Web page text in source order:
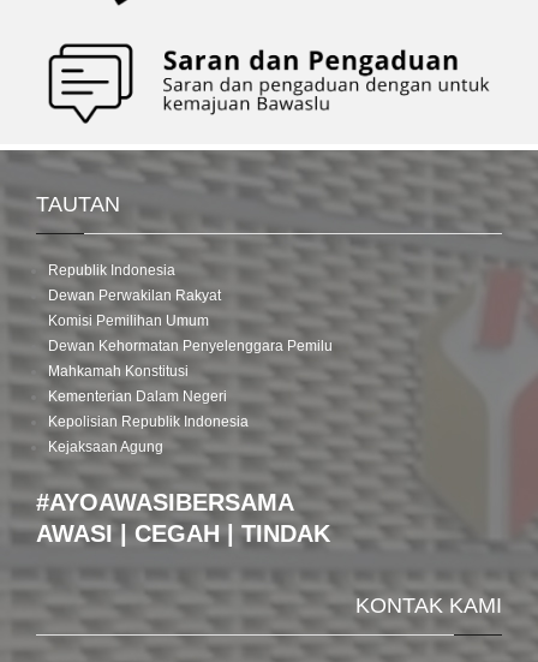
TAUTAN
Republik Indonesia
Dewan Perwakilan Rakyat
Komisi Pemilihan Umum
Dewan Kehormatan Penyelenggara Pemilu
Mahkamah Konstitusi
Kementerian Dalam Negeri
Kepolisian Republik Indonesia
Kejaksaan Agung
#AYOAWASIBERSAMA
AWASI | CEGAH | TINDAK
KONTAK KAMI